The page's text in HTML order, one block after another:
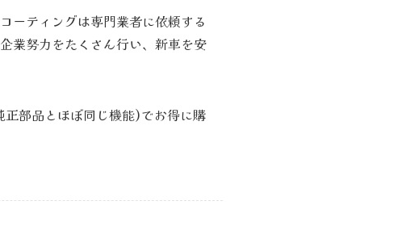
ーティングは専門業者に依頼する
業努力をたくさん行い、新車を安
部品とほぼ同じ機能)でお得に購